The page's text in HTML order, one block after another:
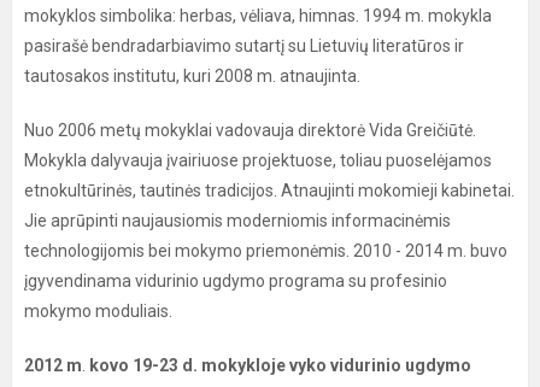
mokyklos simbolika: herbas, vėliava, himnas. 1994 m. mokykla
pasirašė bendradarbiavimo sutartį su Lietuvių literatūros ir
tautosakos institutu, kuri 2008 m. atnaujinta.
Nuo 2006 metų mokyklai vadovauja direktorė Vida Greičiūtė.
Mokykla dalyvauja įvairiuose projektuose, toliau puoselėjamos
etnokultūrinės, tautinės tradicijos. Atnaujinti mokomieji kabinetai.
Jie aprūpinti naujausiomis moderniomis informacinėmis
technologijomis bei mokymo priemonėmis. 2010 - 2014 m. buvo
įgyvendinama vidurinio ugdymo programa su profesinio
mokymo moduliais.
2012 m
kovo 19-23 d. mokykloje vyko vidurinio ugdymo